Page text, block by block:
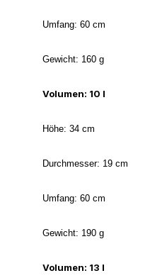
Umfang: 60 cm
Gewicht: 160 g
Volumen: 10 l
Höhe: 34 cm
Durchmesser: 19 cm
Umfang: 60 cm
Gewicht: 190 g
Volumen: 13 l